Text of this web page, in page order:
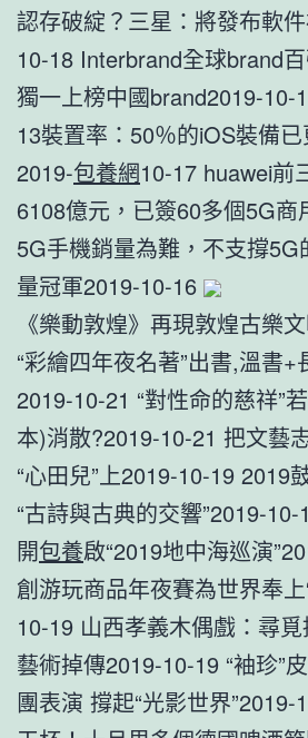
認存破綻？三星：將發布軟
10-18 Interbrand全球brand
獨一上榜中國brand2019-10-
13裝置率：50％的iOS裝備
2019-包養網10-17 huawei前
6108億元，已簽60多個5G
5G手機銷量為難，不支撐5G
量冠軍2019-10-16
《樂動敦煌》再現敦煌古樂
“彩繪四年夜名著”出書,溫書
2019-10-21 “對性命的慈祥”
本)消散?2019-10-21 把文藝
“心田兒”上2019-10-19 2019
“古詩與古典的交響”2019-
開包養啟“2019地中海巡演
創游玩商品年夜賽為世界奉
10-19 山西孝義木偶戲：尋
藝術掉傳2019-10-19 “袖珍”
團表演 撐起“光影世界”2019-